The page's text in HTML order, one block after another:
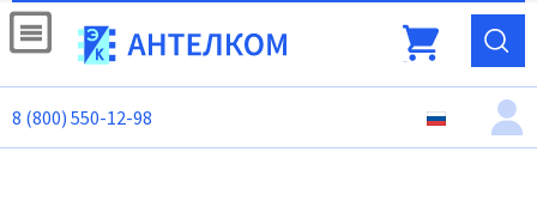
8 (800) 550-12-98